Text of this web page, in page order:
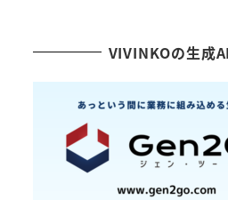
VIVINKOの生成